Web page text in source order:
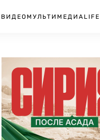
ВИДЕО МУЛЬТИМЕДИА